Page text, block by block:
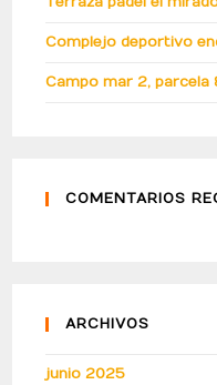
Complejo deportivo
Campo mar 2, parcela
COMENTARIOS
ARCHIVOS
junio 2025